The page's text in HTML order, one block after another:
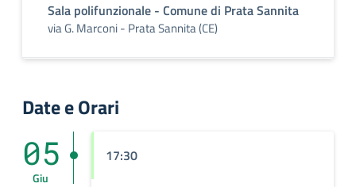
Sala polifunzionale - Comune di Prata Sannita
via G. Marconi - Prata Sannita (CE)
Date e Orari
05
Giu
17:30